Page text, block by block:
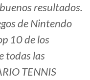
resultados.
de Nintendo
10 de los
todas las
TENNIS